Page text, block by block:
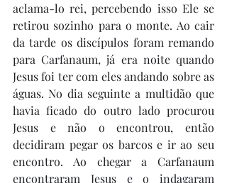
aclama-lo rei, percebendo isso Ele se
retirou sozinho para o monte. Ao cair
da tarde os discípulos foram remando
para Carfanaum, já era noite quando
Jesus foi ter com eles andando sobre as
águas. No dia seguinte a multidão que
havia ficado do outro lado procurou
Jesus e não o encontrou, então
decidiram pegar os barcos e ir ao seu
encontro. Ao chegar a Carfanaum
encontraram Jesus e o indagaram